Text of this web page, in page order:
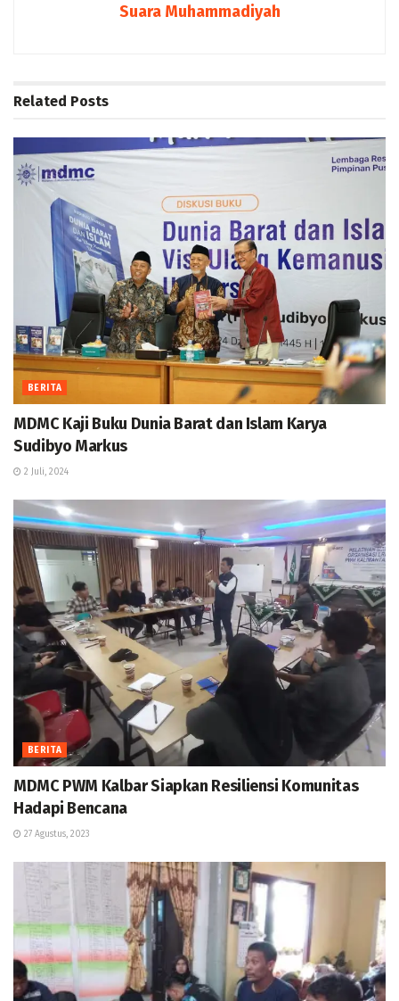
Suara Muhammadiyah
Related Posts
BERITA
MDMC Kaji Buku Dunia Barat dan Islam Karya
Sudibyo Markus
2 Juli, 2024
BERITA
MDMC PWM Kalbar Siapkan Resiliensi Komunitas
Hadapi Bencana
27 Agustus, 2023